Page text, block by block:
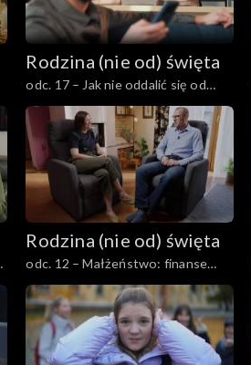
Rodzina (nie od) święta
odc. 17 – Jak nie oddalić się od
siebie jako małżonkowie, gdy
dzieci dorastają?
Rodzina (nie od) święta
odc. 12 – Małżeństwo: finanse
wspólne czy osobne?